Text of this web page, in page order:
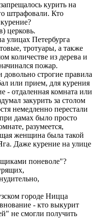
курить на
штрафовали. Кто
улицах Петербурга
тротуары, а также
количестве из дерева и
пожар.
строгие правила
или прием, для курения
- отдаленная комната или
закурить за столом
немедленно перестали
дамах было просто
разумеется,
женщина была такой
Даже курение на улице
поневоле"?
городе Ницца
- кто выкурит
не смогли получить